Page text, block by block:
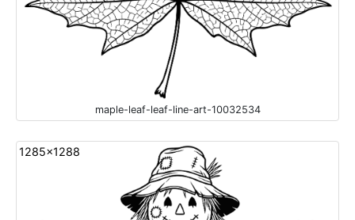
maple-leaf-leaf-line-art-10032534
1285x1288